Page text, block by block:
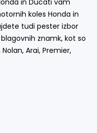
koles Honda in
tudi pester izbor
znamk, kot so
Arai, Premier,